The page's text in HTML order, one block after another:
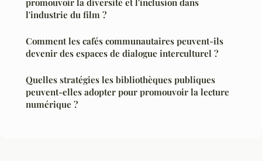
promouvoir la diversité et l'inclusion dans
l'industrie du film ?
Comment les cafés communautaires peuvent-ils
devenir des espaces de dialogue interculturel ?
Quelles stratégies les bibliothèques publiques
peuvent-elles adopter pour promouvoir la lecture
numérique ?